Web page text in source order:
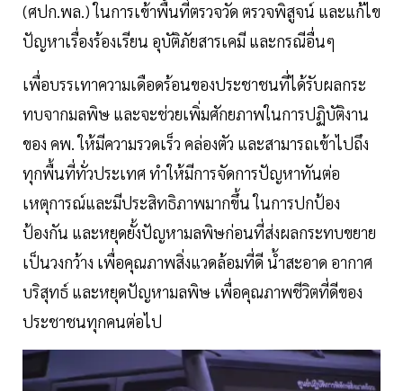
(ศปก.พล.) ในการเข้าพื้นที่ตรวจวัด ตรวจพิสูจน์ และแก้ไข
ปัญหาเรื่องร้องเรียน อุบัติภัยสารเคมี และกรณีอื่นๆ
เพื่อบรรเทาความเดือดร้อนของประชาชนที่ได้รับผลกระ
ทบจากมลพิษ และจะช่วยเพิ่มศักยภาพในการปฏิบัติงาน
ของ คพ. ให้มีความรวดเร็ว คล่องตัว และสามารถเข้าไปถึง
ทุกพื้นที่ทั่วประเทศ ทำให้มีการจัดการปัญหาทันต่อ
เหตุการณ์และมีประสิทธิภาพมากขึ้น ในการปกป้อง
ป้องกัน และหยุดยั้งปัญหามลพิษก่อนที่ส่งผลกระทบขยาย
เป็นวงกว้าง เพื่อคุณภาพสิ่งแวดล้อมที่ดี น้ำสะอาด อากาศ
บริสุทธ์ และหยุดปัญหามลพิษ เพื่อคุณภาพชีวิตที่ดีของ
ประชาชนทุกคนต่อไป